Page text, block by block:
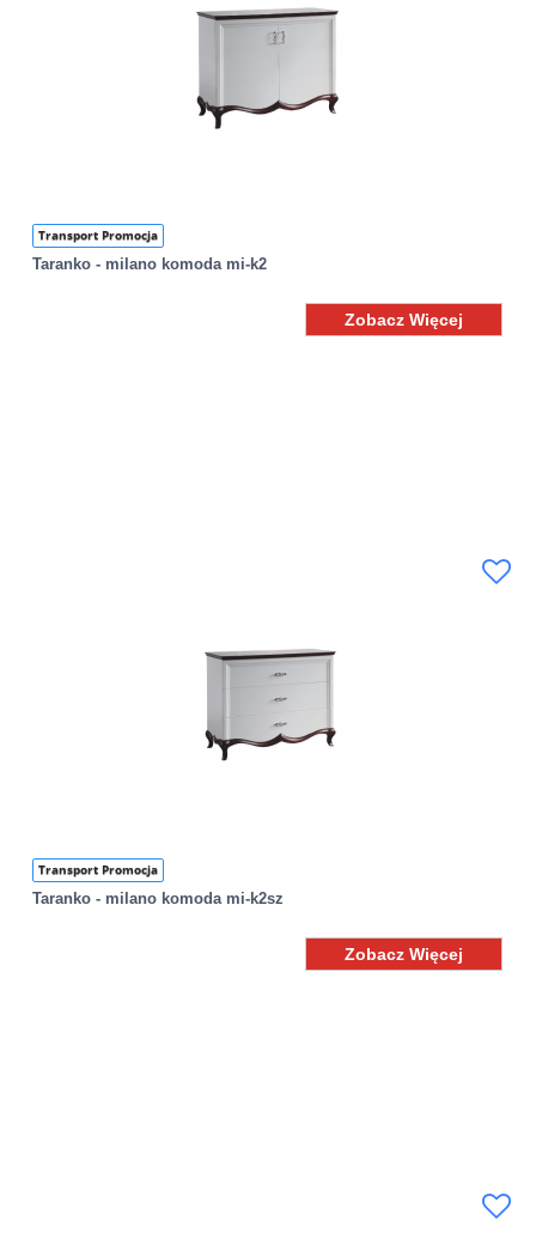
Transport Promocja
Taranko - milano komoda mi-k2
Zobacz Więcej
Transport Promocja
Taranko - milano komoda mi-k2sz
Zobacz Więcej